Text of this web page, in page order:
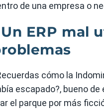
de una empresa o
Un ERP mal
cómo la
escapado?, bueno
el parque por más